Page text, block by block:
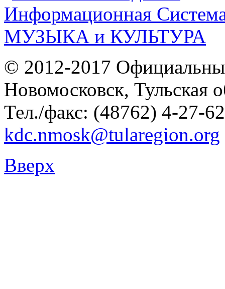
© 2012-2017
Новомосковск, Тульская
Тел./факс: (48762) 4-27-
kdc.nmosk@tularegion.org
Вверх